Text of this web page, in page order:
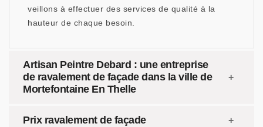
veillons à effectuer des services de qualité à la
hauteur de chaque besoin.
Artisan Peintre Debard : une entreprise
de ravalement de façade dans la ville de
Mortefontaine En Thelle
Prix ravalement de façade